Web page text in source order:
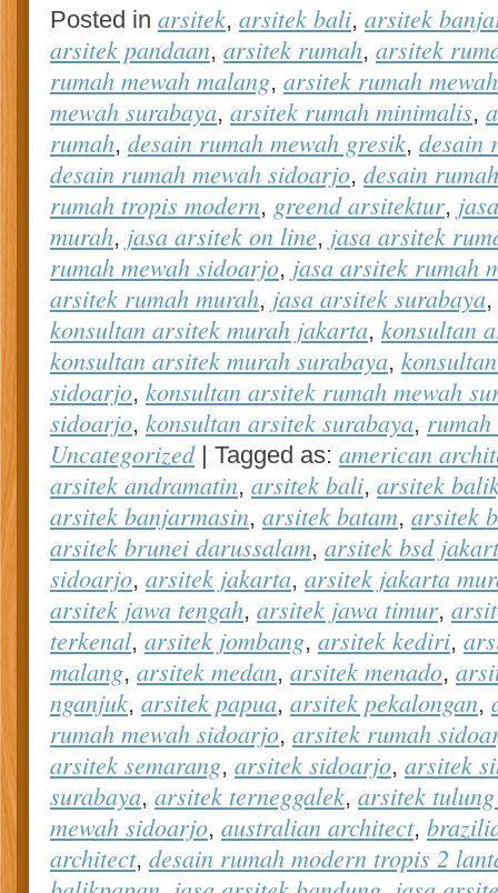
Posted in arsitek, arsitek bali, arsitek
arsitek pandaan, arsitek rumah, arsitek
rumah mewah malang, arsitek rumah
mewah surabaya, arsitek rumah minimalis,
rumah, desain rumah mewah gresik, desain
desain rumah mewah sidoarjo, desain
rumah tropis modern, greend arsitektur,
murah, jasa arsitek on line, jasa arsitek
rumah mewah sidoarjo, jasa arsitek rumah
arsitek rumah murah, jasa arsitek surabaya,
konsultan arsitek murah jakarta, konsultan
konsultan arsitek murah surabaya,
sidoarjo, konsultan arsitek rumah mewah
sidoarjo, konsultan arsitek surabaya,
Uncategorized | Tagged as: american
arsitek andramatin, arsitek bali, arsitek
arsitek banjarmasin, arsitek batam, arsitek
arsitek brunei darussalam, arsitek bsd
sidoarjo, arsitek jakarta, arsitek jakarta
arsitek jawa tengah, arsitek jawa timur,
terkenal, arsitek jombang, arsitek kediri,
malang, arsitek medan, arsitek menado,
nganjuk, arsitek papua, arsitek pekalongan,
rumah mewah sidoarjo, arsitek rumah
arsitek semarang, arsitek sidoarjo, arsitek
surabaya, arsitek terneggalek, arsitek
mewah sidoarjo, australian architect,
architect, desain rumah modern tropis 2